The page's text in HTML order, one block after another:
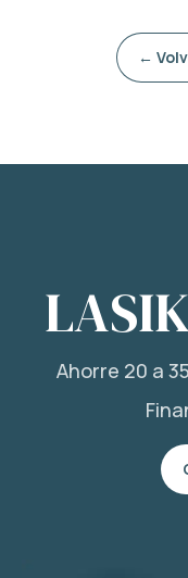
←
Ahorre 20 a